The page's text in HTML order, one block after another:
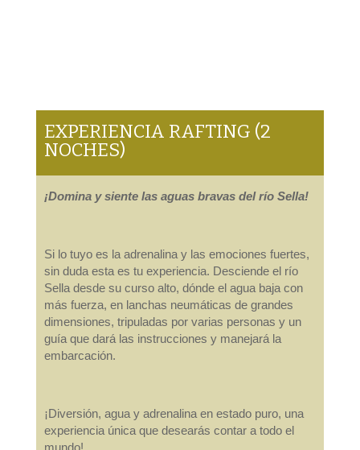
EXPERIENCIA RAFTING (2
NOCHES)
¡Domina y siente las aguas bravas del río Sella!
Si lo tuyo es la adrenalina y las emociones fuertes,
sin duda esta es tu experiencia. Desciende el río
Sella desde su curso alto, dónde el agua baja con
más fuerza, en lanchas neumáticas de grandes
dimensiones, tripuladas por varias personas y un
guía que dará las instrucciones y manejará la
embarcación.
¡Diversión, agua y adrenalina en estado puro, una
experiencia única que desearás contar a todo el
mundo!